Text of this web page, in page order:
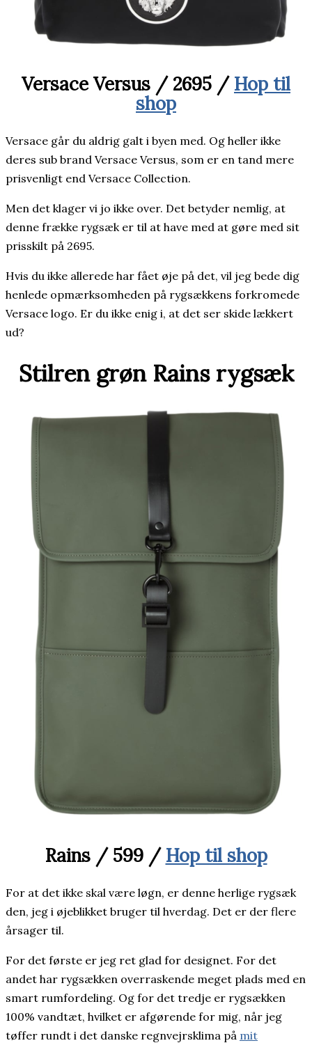
Versace Versus / 2695 / Hop til
shop
Versace går du aldrig galt i byen med. Og heller ikke
deres sub brand Versace Versus, som er en tand mere
prisvenligt end Versace Collection.
Men det klager vi jo ikke over. Det betyder nemlig, at
denne frække rygsæk er til at have med at gøre med sit
prisskilt på 2695.
Hvis du ikke allerede har fået øje på det, vil jeg bede dig
henlede opmærksomheden på rygsækkens forkromede
Versace logo. Er du ikke enig i, at det ser skide lækkert
ud?
Stilren grøn Rains rygsæk
Rains / 599 / Hop til shop
For at det ikke skal være løgn, er denne herlige rygsæk
den, jeg i øjeblikket bruger til hverdag. Det er der flere
årsager til.
For det første er jeg ret glad for designet. For det
andet har rygsækken overraskende meget plads med en
smart rumfordeling. Og for det tredje er rygsækken
100% vandtæt, hvilket er afgørende for mig, når jeg
tøffer rundt i det danske regnvejrsklima på mit